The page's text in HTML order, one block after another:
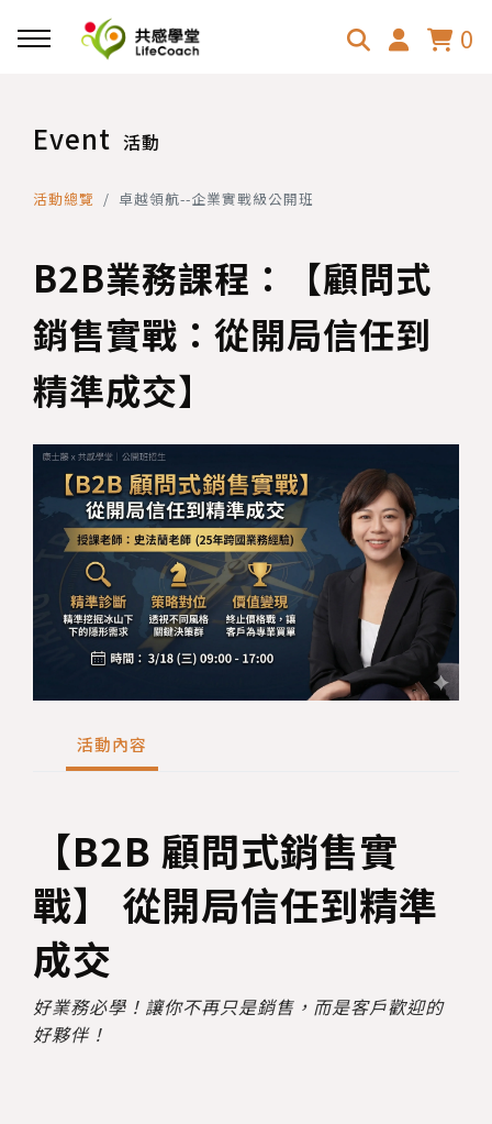
0
Event 活動
活動總覽 卓越領航--企業實戰級公開班
B2B業務課程：【顧問式
銷售實戰：從開局信任到
精準成交】
活動內容
【B2B 顧問式銷售實
戰】 從開局信任到精準
成交
好業務必學！讓你不再只是銷售，而是客戶歡迎的
好夥伴！